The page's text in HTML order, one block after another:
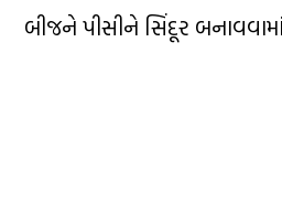
બીજને પીસીને સિંદૂર